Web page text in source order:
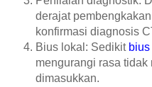
derajat
konfirmasi diagnosis
Bius lokal: Sedikit bius
mengurangi rasa tidak
dimasukkan.